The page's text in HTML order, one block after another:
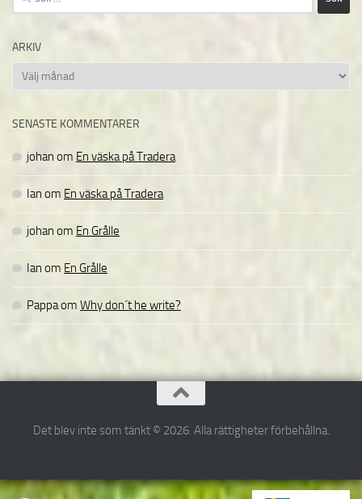
efter:
ARKIV
Arkiv
SENASTE KOMMENTARER
johan om En väska på Tradera
Ian om En väska på Tradera
johan om En Grålle
Ian om En Grålle
Pappaom Why don´t he write?
Det blev inte som tänkt © 2026. Alla rättigheter förbehållna.